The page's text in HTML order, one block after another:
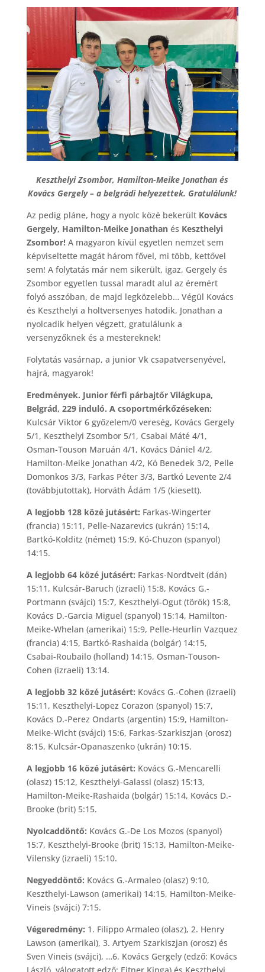
Keszthelyi Zsombor, Hamilton-Meike Jonathan és
Kovács Gergely – a belgrádi helyezettek. Gratulálunk!
Az pedig pláne, hogy a nyolc közé bekerült Kovács
Gergely, Hamilton-Meike Jonathanés Keszthelyi
Zsombor!A magyaron kívül egyetlen nemzet sem
képviseltette magát három fővel, mi több, kettővel
sem! A folytatás már nem sikerült, igaz, Gergely és
Zsombor egyetlen tussal maradt alul az éremért
folyó asszóban, de majd legközelebb… Végül Kovács
és Keszthelyi a holtversenyes hatodik, Jonathan a
nyolcadik helyen végzett, gratulálunk a
versenyzőknek és a mestereknek!
Folytatás vasárnap, a junior Vk csapatversenyével,
hajrá, magyarok!
Eredmények. Junior férfi párbajtőr Világkupa,
Belgrád, 229 induló. A csoportmérkőzéseken:
Kulcsár Viktor 6 győzelem/0 vereség, Kovács Gergely
5/1, Keszthelyi Zsombor 5/1, Csabai Máté 4/1,
Osman-Touson Maruán 4/1, Kovács Dániel 4/2,
Hamilton-Meike Jonathan 4/2, Kó Benedek 3/2, Pelle
Domonkos 3/3, Farkas Péter 3/3, Bartkó Levente 2/4
(továbbjutottak), Horváth Ádám 1/5 (kiesett).
A legjobb 128 közé jutásért: Farkas-Wingerter
(francia) 15:11, Pelle-Nazarevics (ukrán) 15:14,
Bartkó-Kolditz (német) 15:9, Kó-Chuzon (spanyol)
14:15.
A legjobb 64 közé jutásért: Farkas-Nordtveit (dán)
15:11, Kulcsár-Baruch (izraeli) 15:8, Kovács G.-
Portmann (svájci) 15:7, Keszthelyi-Ogut (török) 15:8,
Kovács D.-Garcia Miguel (spanyol) 15:14, Hamilton-
Meike-Whelan (amerikai) 15:9, Pelle-Heurlin Vazquez
(francia) 4:15, Bartkó-Rashaida (bolgár) 14:15,
Csabai-Roubailo (holland) 14:15, Osman-Touson-
Cohen (izraeli) 13:14.
A legjobb 32 közé jutásért: Kovács G.-Cohen (izraeli)
15:11, Keszthelyi-Lopez Corazon (spanyol) 15:7,
Kovács D.-Perez Ondarts (argentin) 15:9, Hamilton-
Meike-Wicht (svájci) 15:6, Farkas-Szarkiszjan (orosz)
8:15, Kulcsár-Opanaszenko (ukrán) 10:15.
A legjobb 16 közé jutásért: Kovács G.-Mencarelli
(olasz) 15:12, Keszthelyi-Galassi (olasz) 15:13,
Hamilton-Meike-Rashaida (bolgár) 15:14, Kovács D.-
Brooke (brit) 5:15.
Nyolcaddöntő: Kovács G.-De Los Mozos (spanyol)
15:7, Keszthelyi-Brooke (brit) 15:13, Hamilton-Meike-
Vilensky (izraeli) 15:10.
Negyeddöntő: Kovács G.-Armaleo (olasz) 9:10,
Keszthelyi-Lawson (amerikai) 14:15, Hamilton-Meike-
Vineis (svájci) 7:15.
Végeredmény: 1. Filippo Armaleo (olasz), 2. Henry
Lawson (amerikai), 3. Artyem Szarkiszjan (orosz) és
Sven Vineis (svájci), …6. Kovács Gergely (edző: Kovács
László, válogatott edző: Eitner Kinga) és Keszthelyi